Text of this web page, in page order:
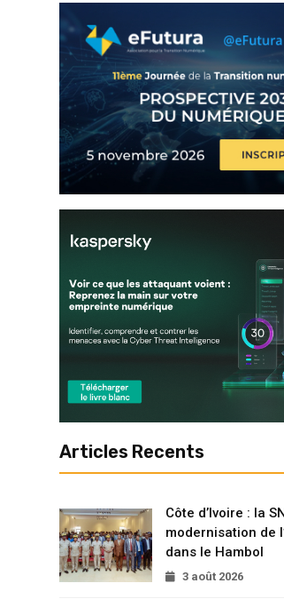
Articles Recents
Côte d’Ivoire : la
modernisation de
dans le Hambol
3 août 2026